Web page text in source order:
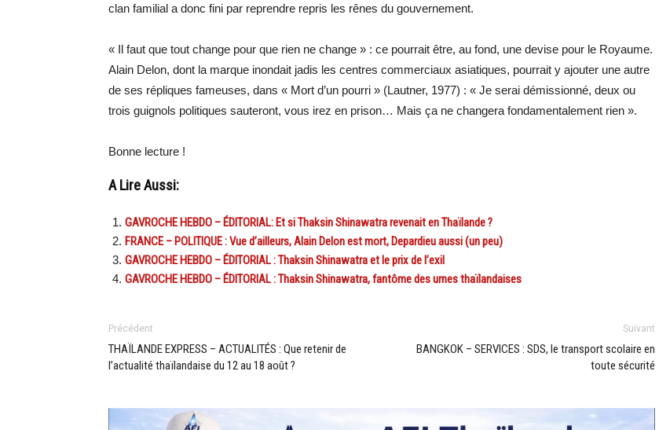
clan familial a donc fini par reprendre repris les rênes du gouvernement.
« Il faut que tout change pour que rien ne change » : ce pourrait être, au fond, une devise pour le Royaume.
Alain Delon, dont la marque inondait jadis les centres commerciaux asiatiques, pourrait y ajouter une autre
de ses répliques fameuses, dans « Mort d’un pourri » (Lautner, 1977) : « Je serai démissionné, deux ou
trois guignols politiques sauteront, vous irez en prison… Mais ça ne changera fondamentalement rien ».
Bonne lecture !
A Lire Aussi:
GAVROCHE HEBDO – ÉDITORIAL: Et si Thaksin Shinawatra revenait en Thaïlande ?
FRANCE – POLITIQUE : Vue d’ailleurs, Alain Delon est mort, Depardieu aussi (un peu)
GAVROCHE HEBDO – ÉDITORIAL : Thaksin Shinawatra et le prix de l’exil
GAVROCHE HEBDO – ÉDITORIAL : Thaksin Shinawatra, fantôme des urnes thaïlandaises
Précédent
THAÏLANDE EXPRESS – ACTUALITÉS : Que retenir de
l’actualité thaïlandaise du 12 au 18 août ?
Suivant
BANGKOK – SERVICES : SDS, le transport scolaire en
toute sécurité